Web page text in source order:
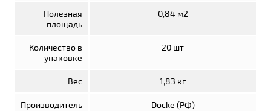
Элементы отделки
Потолки подвесные
Полезная
площадь
0,84 м2
Количество в
упаковке
20 шт
Вес 1,83 кг
Производитель Docke (РФ)